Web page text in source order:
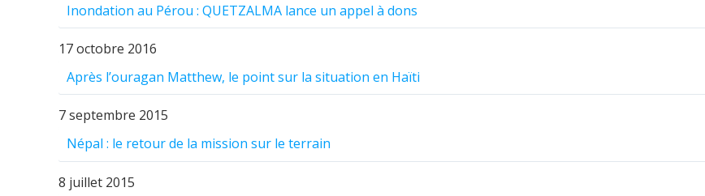
Inondation au Pérou : QUETZALMA lance un appel à dons
17 octobre 2016
Après l’ouragan Matthew, le point sur la situation en Haïti
7 septembre 2015
Népal : le retour de la mission sur le terrain
8 juillet 2015